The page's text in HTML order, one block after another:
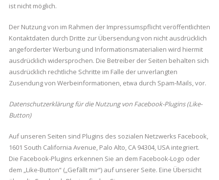
ist nicht möglich.
Der Nutzung von im Rahmen der Impressumspflicht veröffentlichten
Kontaktdaten durch Dritte zur Übersendung von nicht ausdrücklich
angeforderter Werbung und Informationsmaterialien wird hiermit
ausdrücklich widersprochen. Die Betreiber der Seiten behalten sich
ausdrücklich rechtliche Schritte im Falle der unverlangten
Zusendung von Werbeinformationen, etwa durch Spam-Mails, vor.
Datenschutzerklärung für die Nutzung von Facebook-Plugins (Like-
Button)
Auf unseren Seiten sind Plugins des sozialen Netzwerks Facebook,
1601 South California Avenue, Palo Alto, CA 94304, USA integriert.
Die Facebook-Plugins erkennen Sie an dem Facebook-Logo oder
dem „Like-Button“ („Gefällt mir“) auf unserer Seite. Eine Übersicht